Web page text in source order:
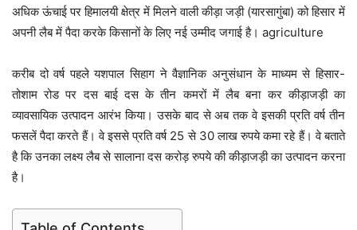
अधिक ऊंचाई पर हिमालयी क्षेत्र में मिलने वाली कीड़ा जड़ी (यारसागुंबा) को हिसार में
अपनी लैब में पैदा करके किसानों के लिए नई उम्मीद जगाई है। agriculture
करीब दो वर्ष पहले यशपाल सिहाग ने वैज्ञानिक अनुसंधान के माध्यम से हिसार-
तोशाम रोड पर दस बाई दस के तीन कमरों में लैब बना कर कीड़ाजड़ी का
व्यावसायिक उत्पादन आरंभ किया। उसके बाद से अब तक वे इसकी प्रति वर्ष तीन
फसलें पैदा करते हैं। वे इससे प्रति वर्ष 25 से 30 लाख रुपये कमा रहे हैं। वे बताते
है कि उनका लक्ष्य लैब से सालाना दस करोड़ रुपये की कीड़ाजड़ी का उत्पादन करना
है।